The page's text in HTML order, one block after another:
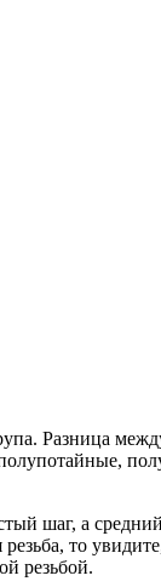
Разница
шаг, а
то
резьбой.